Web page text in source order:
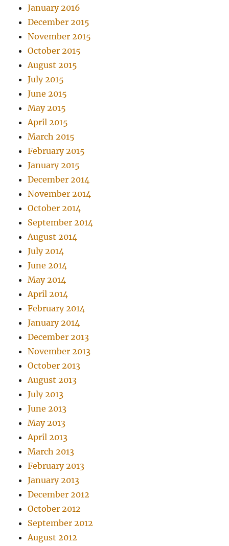
January 2016
December 2015
November 2015
October 2015
August 2015
July 2015
June 2015
May 2015
April 2015
March 2015
February 2015
January 2015
December 2014
November 2014
October 2014
September 2014
August 2014
July 2014
June 2014
May 2014
April 2014
February 2014
January 2014
December 2013
November 2013
October 2013
August 2013
July 2013
June 2013
May 2013
April 2013
March 2013
February 2013
January 2013
December 2012
October 2012
September 2012
August 2012